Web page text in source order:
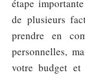
étape
de plusieurs
prendre en
personnelles,
votre budget et